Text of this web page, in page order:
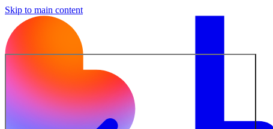
Skip to main content